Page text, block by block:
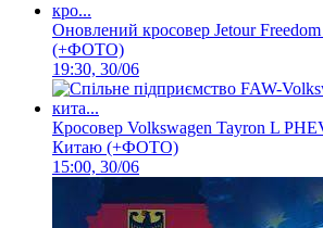
Оновлений кросовер Jetour
(+ФОТО)
19:30, 30/06
Кросовер Volkswagen Tayron L
Китаю (+ФОТО)
15:00, 30/06